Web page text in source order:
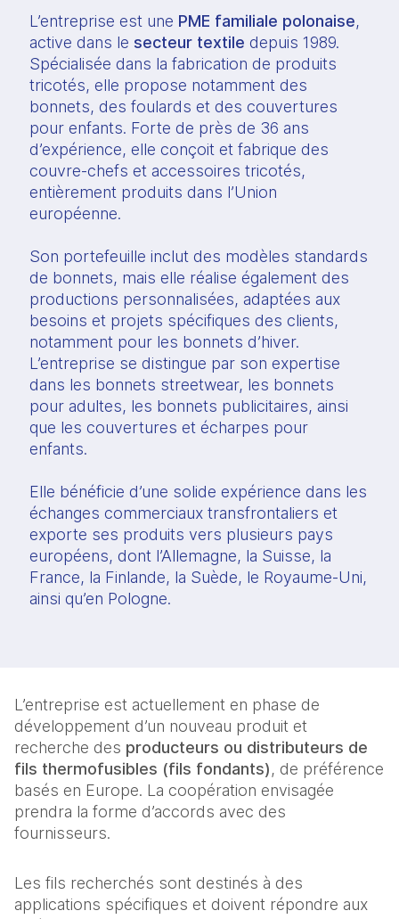
L’entreprise est une PME familiale polonaise,
active dans le secteur textile depuis 1989.
Spécialisée dans la fabrication de produits
tricotés, elle propose notamment des
bonnets, des foulards et des couvertures
pour enfants. Forte de près de 36 ans
d’expérience, elle conçoit et fabrique des
couvre-chefs et accessoires tricotés,
entièrement produits dans l’Union
européenne.
Son portefeuille inclut des modèles standards
de bonnets, mais elle réalise également des
productions personnalisées, adaptées aux
besoins et projets spécifiques des clients,
notamment pour les bonnets d’hiver.
L’entreprise se distingue par son expertise
dans les bonnets streetwear, les bonnets
pour adultes, les bonnets publicitaires, ainsi
que les couvertures et écharpes pour
enfants.
Elle bénéficie d’une solide expérience dans les
échanges commerciaux transfrontaliers et
exporte ses produits vers plusieurs pays
européens, dont l’Allemagne, la Suisse, la
France, la Finlande, la Suède, le Royaume-Uni,
ainsi qu’en Pologne.
L’entreprise est actuellement en phase de
développement d’un nouveau produit et
recherche des producteurs ou distributeurs de
fils thermofusibles (fils fondants), de préférence
basés en Europe. La coopération envisagée
prendra la forme d’accords avec des
fournisseurs.
Les fils recherchés sont destinés à des
applications spécifiques et doivent répondre aux